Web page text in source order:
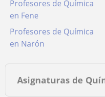
Profesores de Química
en Fene
Profesores de Química
en Narón
Asignaturas de